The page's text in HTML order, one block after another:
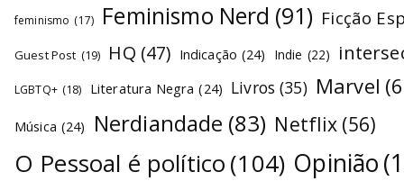
feminismo (17) Feminismo Nerd (91) Ficção
Guest Post (19) HQ (47) Indicação (24) Indie (22)
LGBTQ+ (18) Literatura Negra (24) Livros (35) Marvel
Música (24) Nerdiandade (83) Netflix (56)
O Pessoal é político(104) Opinião